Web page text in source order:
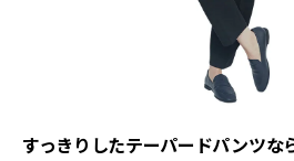
すっきりしたテーパードパンツな